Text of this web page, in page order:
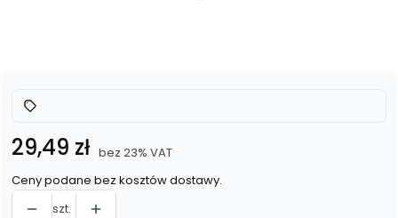
Cena
29,49 zł bez 23% VAT
Ceny podane bez kosztów dostawy.
szt.